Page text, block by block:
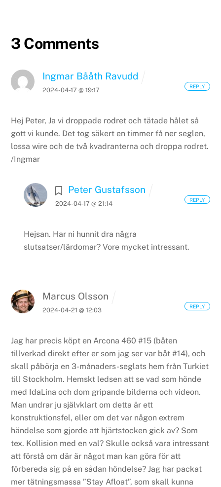
3 Comments
Ingmar Bååth Ravudd
2024-04-17 @ 19:17
Hej Peter, Ja vi droppade rodret och tätade hålet så
gott vi kunde. Det tog säkert en timmer få ner seglen,
lossa wire och de två kvadranterna och droppa rodret.
/Ingmar
REPLY
Peter Gustafsson
2024-04-17 @ 21:14
Hejsan. Har ni hunnit dra några
slutsatser/lärdomar? Vore mycket intressant.
REPLY
Marcus Olsson
2024-04-21 @ 12:03
Jag har precis köpt en Arcona 460 #15 (båten
tillverkad direkt efter er som jag ser var båt #14), och
skall påbörja en 3-månaders-seglats hem från Turkiet
till Stockholm. Hemskt ledsen att se vad som hönde
med IdaLina och dom gripande bilderna och videon.
Man undrar ju självklart om detta är ett
konstruktionsfel, eller om det var någon extrem
händelse som gjorde att hjärtstocken gick av? Som
tex. Kollision med en val? Skulle också vara intressant
att förstå om där är något man kan göra för att
förbereda sig på en sådan höndelse? Jag har packat
mer tätningsmassa ”Stay Afloat”, som skall kunna
REPLY